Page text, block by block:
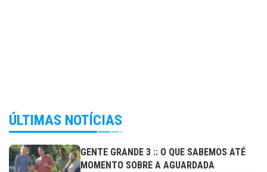
ÚLTIMAS NOTÍCIAS
GENTE GRANDE 3 :: O QUE SABEMOS ATÉ
MOMENTO SOBRE A AGUARDADA